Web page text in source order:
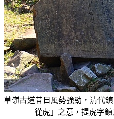
草嶺古道昔日風勢強勁，清代
從虎」之意，提虎字鎮